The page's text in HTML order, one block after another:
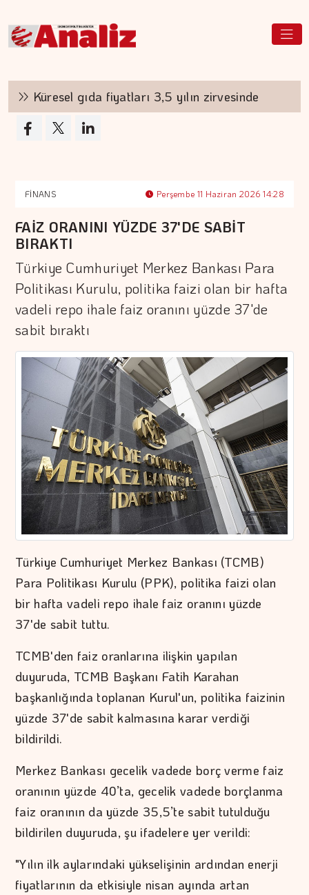
Küresel gıda fiyatları 3,5 yılın zirvesinde
FİNANS Perşembe 11 Haziran 2026 14:28
FAİZ ORANINI YÜZDE 37'DE SABİT
BIRAKTI
Türkiye Cumhuriyet Merkez Bankası Para
Politikası Kurulu, politika faizi olan bir hafta
vadeli repo ihale faiz oranını yüzde 37'de
sabit bıraktı
Türkiye Cumhuriyet Merkez Bankası (TCMB)
Para Politikası Kurulu (PPK), politika faizi olan
bir hafta vadeli repo ihale faiz oranını yüzde
37'de sabit tuttu.
TCMB'den faiz oranlarına ilişkin yapılan
duyuruda, TCMB Başkanı Fatih Karahan
başkanlığında toplanan Kurul'un, politika faizinin
yüzde 37'de sabit kalmasına karar verdiği
bildirildi.
Merkez Bankası gecelik vadede borç verme faiz
oranının yüzde 40’ta, gecelik vadede borçlanma
faiz oranının da yüzde 35,5’te sabit tutulduğu
bildirilen duyuruda, şu ifadelere yer verildi:
"Yılın ilk aylarındaki yükselişinin ardından enerji
fiyatlarının da etkisiyle nisan ayında artan